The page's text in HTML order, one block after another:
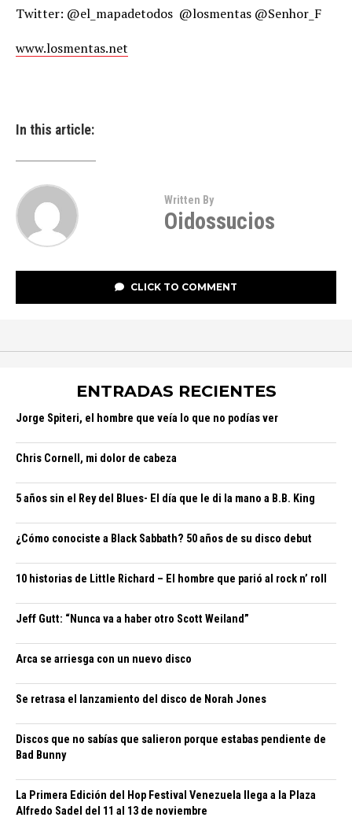
Twitter: @el_mapadetodos @losmentas @Senhor_F
www.losmentas.net
In this article:
Written By
Oidossucios
CLICK TO COMMENT
ENTRADAS RECIENTES
Jorge Spiteri, el hombre que veía lo que no podías ver
Chris Cornell, mi dolor de cabeza
5 años sin el Rey del Blues- El día que le di la mano a B.B. King
¿Cómo conociste a Black Sabbath? 50 años de su disco debut
10 historias de Little Richard – El hombre que parió al rock n’ roll
Jeff Gutt: “Nunca va a haber otro Scott Weiland”
Arca se arriesga con un nuevo disco
Se retrasa el lanzamiento del disco de Norah Jones
Discos que no sabías que salieron porque estabas pendiente de
Bad Bunny
La Primera Edición del Hop Festival Venezuela llega a la Plaza
Alfredo Sadel del 11 al 13 de noviembre